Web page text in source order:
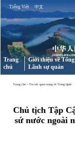
Tiếng Việt 中文
Trang
chủ
Giới thiệu về Tổng
Lãnh sự quán
Trang chủ >Tin tức quan trọng về Trung Quốc
Chủ tịch Tập
sứ nước ngoài